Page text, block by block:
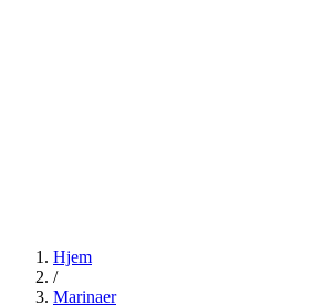
Hjem
/
Marinaer